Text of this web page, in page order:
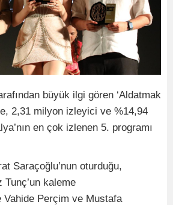
büyük ilgi gören ‘Aldatmak
2,31 milyon izleyici ve %14,94
en çok izlenen 5. programı
Saraçoğlu’nun oturduğu,
Tunç’un kaleme
Vahide Perçim ve Mustafa